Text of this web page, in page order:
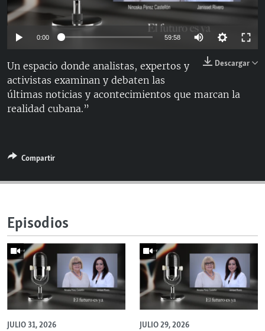
RADIO MARTÍ
ESPECIALES
LA REALIDAD DE LA VIVIENDA EN CUBA
SER VIEJO EN CUBA
DESINFORMACIÓN RUSA EN AMÉRICA LATINA
LA INVASIÓN DE RUSIA A UCRANIA
MULTIMEDIA
EDITORIALES
SÍGUENOS Auto
0:00 59:58
144p
360p
Descargar
Un espacio donde analistas, expertos y
activistas examinan y debaten las
últimas noticias y acontecimientos que marcan la
realidad cubana.”
Compartir
Episodios
JULIO 31, 2026
JULIO 29, 2026